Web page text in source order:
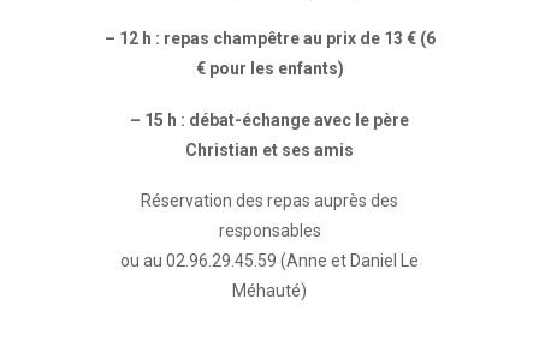
– 12 h : repas champêtre au prix de 13 € (6
€ pour les enfants)
– 15 h : débat-échange avec le père
Christian et ses amis
Réservation des repas auprès des
responsables
ou au 02.96.29.45.59 (Anne et Daniel Le
Méhauté)